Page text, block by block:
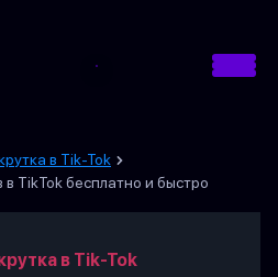
в Tik-Tok
TikTok бесплатно и быстро
в Tik-Tok